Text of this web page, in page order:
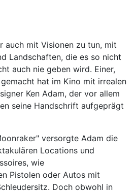
auch mit Visionen zu tun, mit
Landschaften, die es so nicht
auch nie geben wird. Einer,
hat im Kino mit irrealen
Ken Adam, der vor allem
seine Handschrift aufgeprägt
versorgte Adam die
Locations und
wie
Pistolen oder Autos mit
Doch obwohl in